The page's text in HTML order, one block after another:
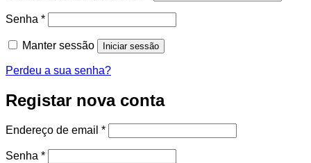
Senha *Obrigatório
Manter sessão Iniciar sessão
Perdeu a sua senha?
Registar nova conta
Endereço de email *Obrigatório
Senha *Obrigatório